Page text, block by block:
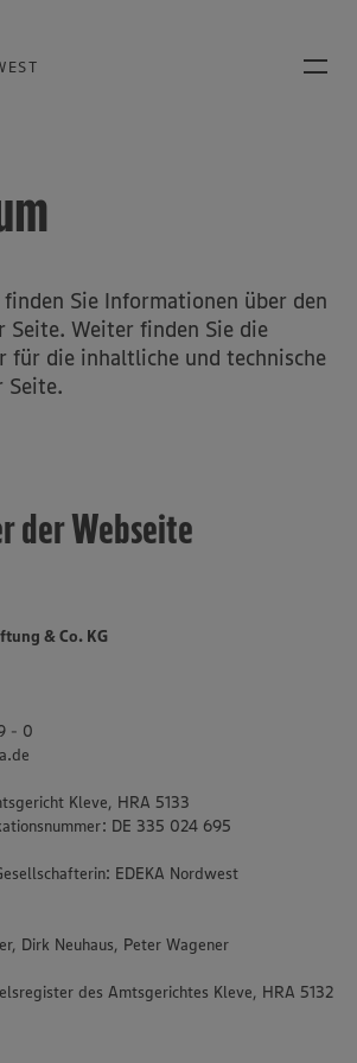
Sie Informationen über den
Seite. Weiter finden Sie die
für die inhaltliche und technische
Seite.
der Webseite
& Co. KG
- 0
Kleve, HRA 5133
DE 335 024 695
EDEKA Nordwest
Dirk Neuhaus, Peter Wagener
des Amtsgerichtes Kleve, HRA 5132